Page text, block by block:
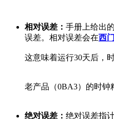
相对误差： 手册上给出
误差。相对误差会在西
这意味着运行30天后，
老产品（0BA3）的时钟
绝对误差： 绝对误差指